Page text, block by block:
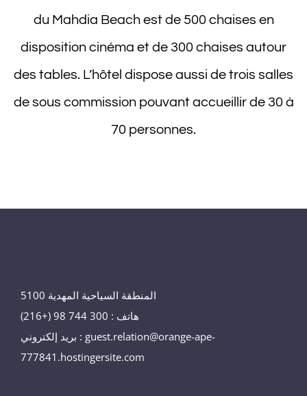
du Mahdia Beach est de 500 chaises en
disposition cinéma et de 300 chaises autour
des tables. L’hôtel dispose aussi de trois salles
de sous commission pouvant accueillir de 30 à
70 personnes.
المنطقة السياحية المهدية 5100
هاتف : 300 744 98 (+216)
بريد إلكتروني : guest.relation@orange-ape-
777841.hostingersite.com